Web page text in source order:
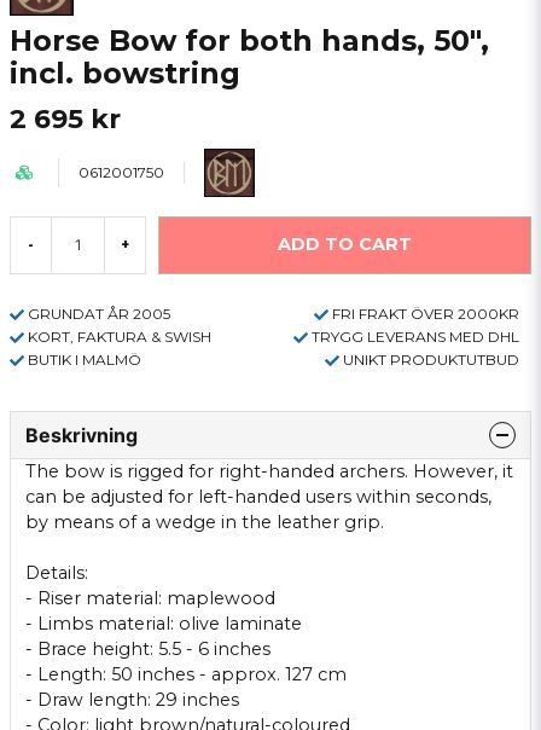
Horse Bow for both hands, 50",
incl. bowstring
2 695 kr
0612001750
- + ADD TO CART
GRUNDAT ÅR 2005
FRI FRAKT ÖVER 2000KR
KORT, FAKTURA & SWISH
TRYGG LEVERANS MED DHL
BUTIK I MALMÖ
UNIKT PRODUKTUTBUD
Beskrivning
The bow is rigged for right-handed archers. However, it
can be adjusted for left-handed users within seconds,
by means of a wedge in the leather grip.
Details:
- Riser material: maplewood
- Limbs material: olive laminate
- Brace height: 5.5 - 6 inches
- Length: 50 inches - approx. 127 cm
- Draw length: 29 inches
- Color: light brown/natural-coloured